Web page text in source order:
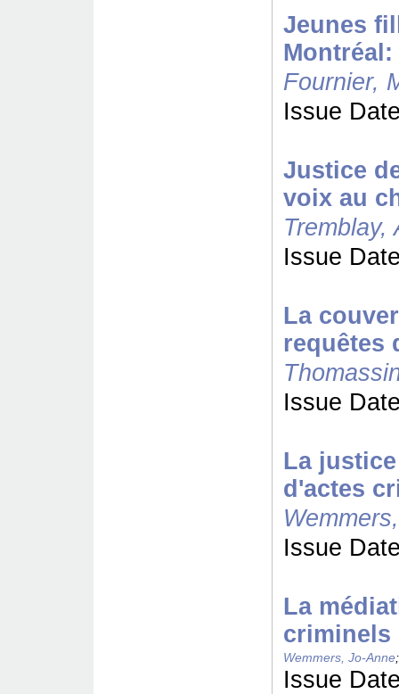
Jeunes
Fournier,
Issue
Justice
voix au
Tremblay,
Issue
La
requêtes
Issue
La
d'actes
Issue
La
criminels
Wemmers, Jo-Anne
Issue